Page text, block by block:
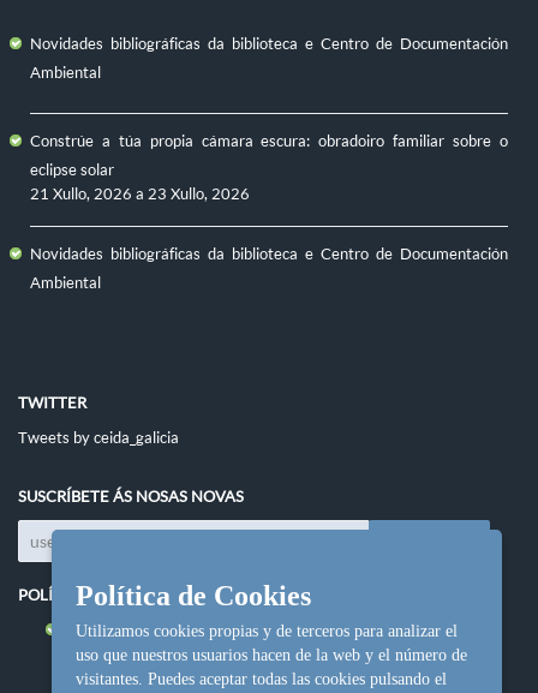
Novidades bibliográficas da biblioteca e Centro de Documentación
Ambiental
Constrúe a túa propia cámara escura: obradoiro familiar sobre o
eclipse solar
21 Xullo, 2026 a 23 Xullo, 2026
Novidades bibliográficas da biblioteca e Centro de Documentación
Ambiental
TWITTER
Tweets by ceida_galicia
SUSCRÍBETE ÁS NOSAS NOVAS
POLÍTICAS DO SITIO
Política de cookies
Política de Cookies
Utilizamos cookies propias y de terceros para analizar el
uso que nuestros usuarios hacen de la web y el número de
visitantes. Puedes aceptar todas las cookies pulsando el